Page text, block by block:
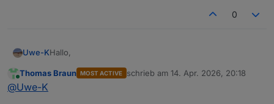
0
Uwe-KHallo,
Ich habe ioBroker, debmatic, Zigbee, Yahka ( Apple
Online
Thomas Braun MOST ACTIVE schrieb am 14. Apr. 2026, 20:18
zuletzt editiert von
@Uwe-K